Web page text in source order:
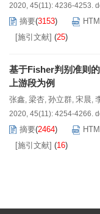
2020, 45(11): 4236-4253.
摘要(3153)
[施引文献] (25)
基于Fisher判别准则
上游段为例
张鑫, 梁杏, 孙立群, 宋晨,
2020, 45(11): 4254-4266.
摘要(2464)
[施引文献] (16)